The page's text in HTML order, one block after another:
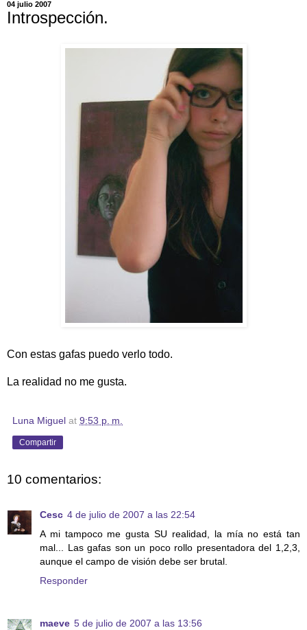
04 julio 2007
Introspección.
Con estas gafas puedo verlo todo.
La realidad no me gusta.
Luna Miguel at 9:53 p. m.
Compartir
10 comentarios:
Cesc 4 de julio de 2007 a las 22:54
A mi tampoco me gusta SU realidad, la mía no está tan
mal... Las gafas son un poco rollo presentadora del 1,2,3,
aunque el campo de visión debe ser brutal.
Responder
maeve 5 de julio de 2007 a las 13:56